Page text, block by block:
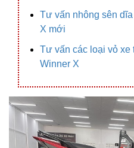
Tư vấn nhông sên
X mới
Tư vấn các loại vỏ xe
Winner X